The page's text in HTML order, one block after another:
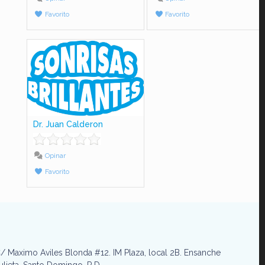
Favorito
Favorito
Dr. Juan Calderon
Opinar
Favorito
Maximo Aviles Blonda #12. IM Plaza, local 2B. Ensanche